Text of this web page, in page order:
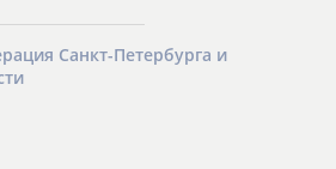
Санкт-Петербурга и